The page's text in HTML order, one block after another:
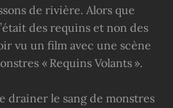
de rivière. Alors que
des requins et non des
vu un film avec une scène
« Requins Volants ».
drainer le sang de monstres